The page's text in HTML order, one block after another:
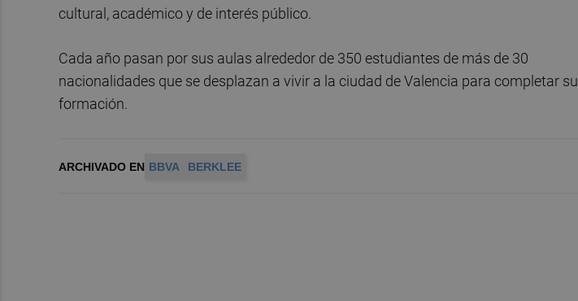
cultural, académico y de interés público.
Cada año pasan por sus aulas alrededor de 350 estudiantes de más de 30
nacionalidades que se desplazan a vivir a la ciudad de Valencia para completar su
formación.
ARCHIVADO EN BBVA BERKLEE